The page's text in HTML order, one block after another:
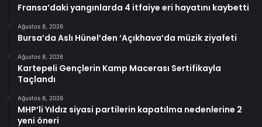
Fransa’daki yangınlarda 4 itfaiye eri hayatını kaybetti
Ağustos 8, 2026
Bursa’da Aslı Hünel’den ‘Açıkhava’da müzik ziyafeti
Ağustos 8, 2026
Kartepeli Gençlerin Kamp Macerası Sertifikayla
Taçlandı
Ağustos 8, 2026
MHP’li Yıldız siyasi partilerin kapatılma nedenlerine 2
yeni öneri